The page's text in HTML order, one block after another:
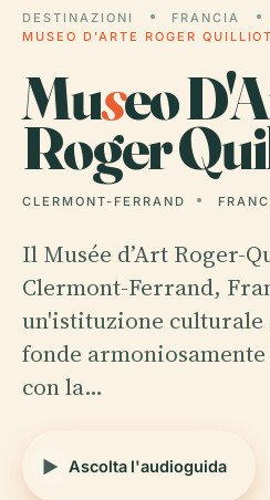
DESTINAZIONI FRANCIA
MUSEO D'ARTE ROGER QUILLIOT
Museo
Roger
CLERMONT-FERRAND
Il Musée d’Art Roger-
Clermont-Ferrand,
un'istituzione
fonde
con la…
Ascolta l'audioguida